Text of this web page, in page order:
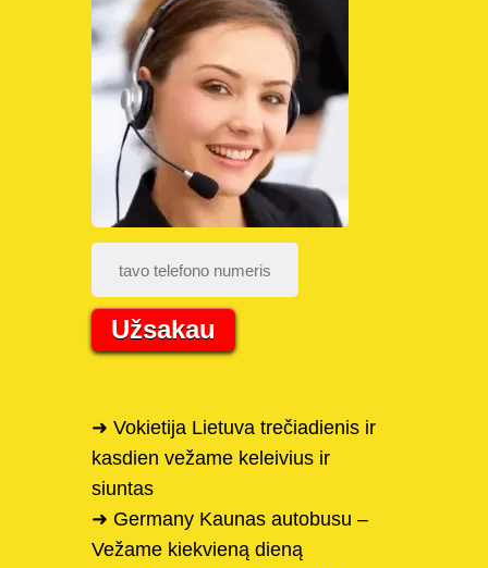
Užsakau
➜ Vokietija Lietuva trečiadienis ir
kasdien vežame keleivius ir
siuntas
➜ Germany Kaunas autobusu –
Vežame kiekvieną dieną